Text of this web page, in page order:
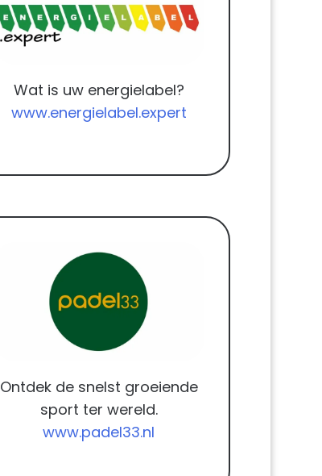
Wat is uw energielabel?
www.energielabel.expert
Ontdek de snelst groeiende
sport ter wereld.
www.padel33.nl